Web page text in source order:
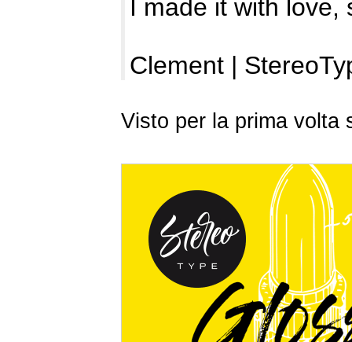
I made it with love,
Clement |
Visto per la prima volta